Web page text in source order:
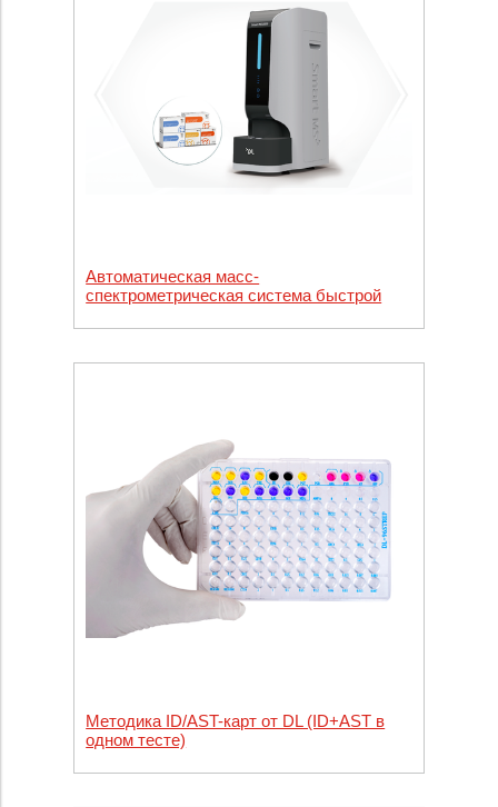
Автоматическая масс-
спектрометрическая система быстрой
TOF MS) (Модель: Smart MS 5020)
Методика ID/AST-карт от DL (ID+AST в
одном тесте)